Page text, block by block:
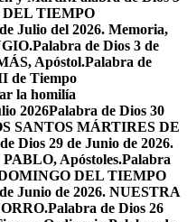
DEL TIEMPO
Julio del 2026. Memoria,
Palabra de Dios 3 de
Apóstol.Palabra de
de Tiempo
la homilía
2026Palabra de Dios 30
SANTOS MÁRTIRES DE
Dios 29 de Junio de 2026.
Apóstoles.Palabra
DEL TIEMPO
Junio de 2026. NUESTRA
Palabra de Dios 26